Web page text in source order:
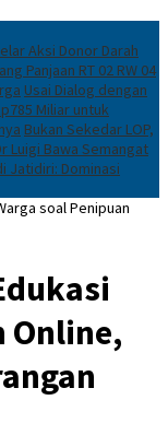
Aksi Donor Darah
Panjaan RT 02 RW 04
Usai Dialog dengan
Miliar untuk
Bukan Sekedar LOP,
Luigi Bawa Semangat
Jatidiri: Dominasi
soal Penipuan
Online,